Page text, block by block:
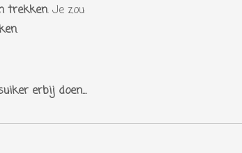
trekken. Je zou
.
erbij doen...